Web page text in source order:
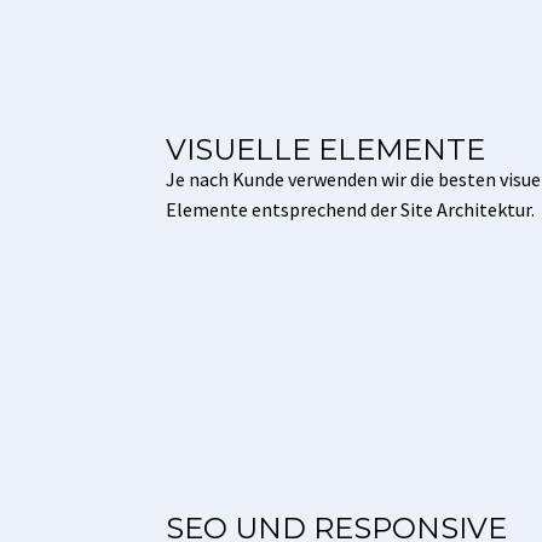
VISUELLE ELEMENTE
Je nach Kunde verwenden wir die besten
Elemente entsprechend der Site Architektur.
SEO UND RESPONSIVE